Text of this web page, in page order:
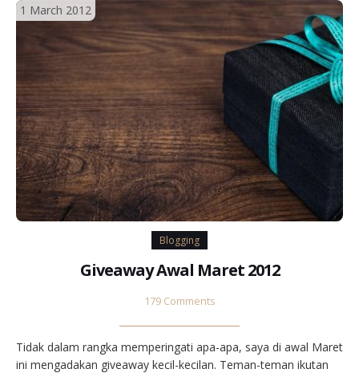
1 March 2012
Blogging
Giveaway Awal Maret 2012
179 Comments
Tidak dalam rangka memperingati apa-apa, saya di awal Maret
ini mengadakan giveaway kecil-kecilan. Teman-teman ikutan